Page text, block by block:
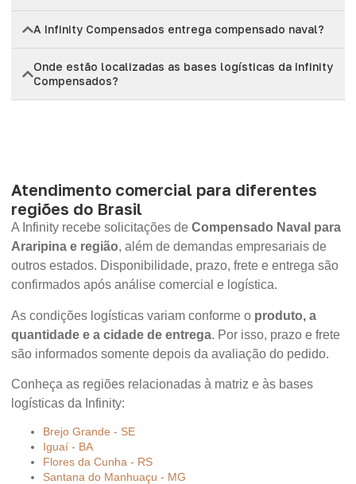
A Infinity Compensados entrega compensado naval?
Onde estão localizadas as bases logísticas da Infinity
Compensados?
Atendimento comercial para diferentes
regiões do Brasil
A Infinity recebe solicitações de Compensado Naval para
Araripina e região, além de demandas empresariais de
outros estados. Disponibilidade, prazo, frete e entrega são
confirmados após análise comercial e logística.
As condições logísticas variam conforme o produto, a
quantidade e a cidade de entrega. Por isso, prazo e frete
são informados somente depois da avaliação do pedido.
Conheça as regiões relacionadas à matriz e às bases
logísticas da Infinity:
Brejo Grande - SE
Iguaí - BA
Flores da Cunha - RS
Santana do Manhuaçu - MG